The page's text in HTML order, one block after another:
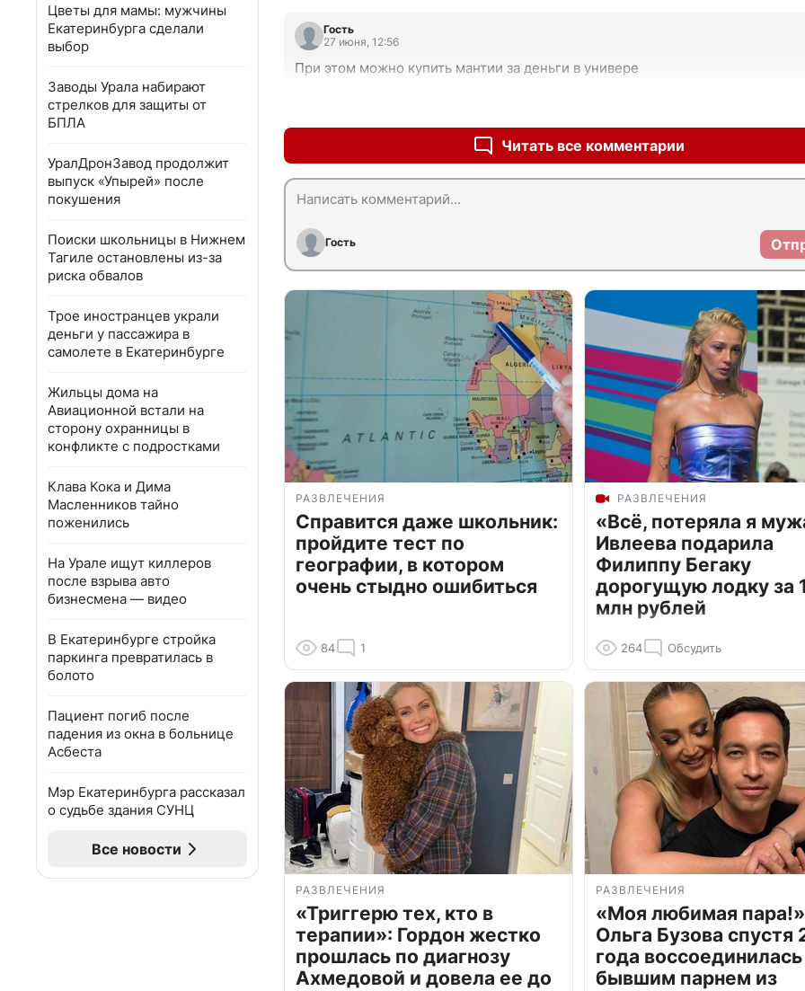
Цветы для мамы: мужчины
Екатеринбурга сделали
выбор
Заводы Урала набирают
стрелков для защиты от
БПЛА
УралДронЗавод продолжит
выпуск «Упырей» после
покушения
Поиски школьницы в Нижнем
Тагиле остановлены из-за
риска обвалов
Трое иностранцев украли
деньги у пассажира в
самолете в Екатеринбурге
Жильцы дома на
Авиационной встали на
сторону охранницы в
конфликте с подростками
Клава Кока и Дима
Масленников тайно
поженились
На Урале ищут киллеров
после взрыва авто
бизнесмена — видео
В Екатеринбурге стройка
паркинга превратилась в
болото
Пациент погиб после
падения из окна в больнице
Асбеста
Мэр Екатеринбурга рассказал
о судьбе здания СУНЦ
Все новости
Гость
27 июня, 12:56
При этом можно купить мантии за деньги в универе
Читать все комментарии
Гость
РАЗВЛЕЧЕНИЯ
Справится даже школьник:
пройдите тест по
географии, в котором
очень стыдно ошибиться
84 1
РАЗВЛЕЧЕНИЯ
«Всё, потеряла я
Ивлеева подарила
Филиппу Бегаку
дорогущую лодку за
млн рублей
264 Обсудить
РАЗВЛЕЧЕНИЯ
«Триггерю тех, кто в
терапии»: Гордон жестко
прошлась по диагнозу
Ахмедовой и довела ее до
РАЗВЛЕЧЕНИЯ
«Моя любимая
Ольга Бузова спустя
года
бывшим парнем из